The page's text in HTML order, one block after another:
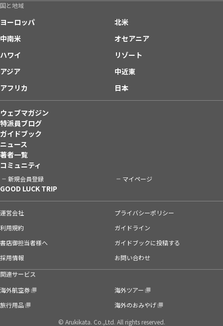
国と地域
ヨーロッパ
北米
中南米
オセアニア
ハワイ
リゾート
アジア
中近東
アフリカ
日本
ウェブマガジン
特派員ブログ
ガイドブック
ニュース
著者一覧
コミュニティ
新規会員登録 マイページ
GOOD LUCK TRIP
運営会社
プライバシーポリシー
利用規約
ガイドライン
書店御担当者様へ
ガイドブックに投稿する
採用情報
お問い合わせ
関連サービス
海外航空券
海外ツアー
旅行用品
海外のおみやげ
© Arukikata. Co.,Ltd. All rights reserved.